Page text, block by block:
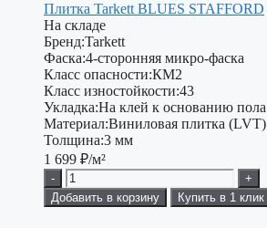
Плитка Tarkett BLUES STAFFORD
На складе
Бренд:Tarkett
Фаска:4-сторонняя микро-фаска
Класс опасности:КМ2
Класс изностойкости:43
Укладка:На клей к основанию пола
Материал:Виниловая плитка (LVT)
Толщина:3 мм
1 699 ₽/м²
-
+
Добавить в корзину
Купить в 1 клик